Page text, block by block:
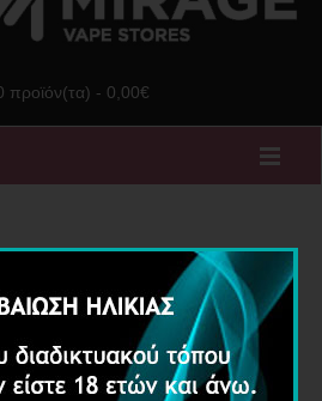
προϊόν(τα) - 0,00€